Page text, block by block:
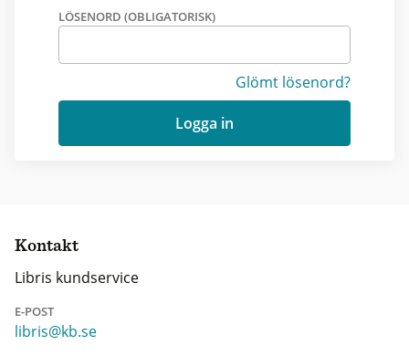
LÖSENORD (OBLIGATORISK)
Glömt lösenord?
Logga in
Kontakt
Libris kundservice
E-POST
libris@kb.se